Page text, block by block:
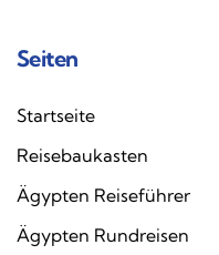
Seiten
Startseite
Reisebaukasten
Ägypten Reiseführer
Ägypten Rundreisen